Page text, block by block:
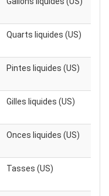
Quarts liquides (US)
Pintes liquides (US)
Gilles liquides (US)
Onces liquides (US)
Tasses (US)